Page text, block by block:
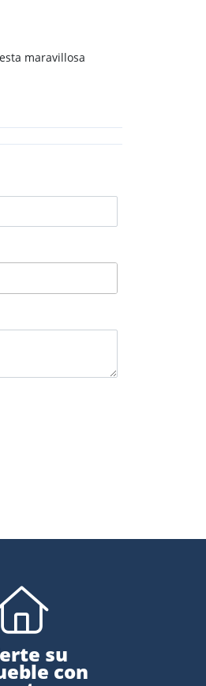
maravillosa
su
con